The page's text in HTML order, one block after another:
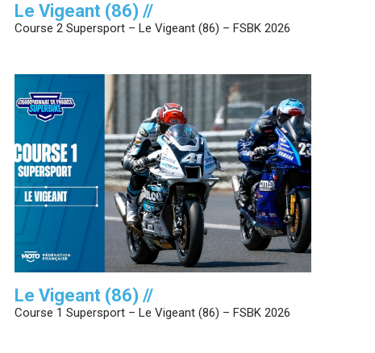
Le Vigeant (86) //
Course 2 Supersport – Le Vigeant (86) – FSBK 2026
Le Vigeant (86) //
Course 1 Supersport – Le Vigeant (86) – FSBK 2026